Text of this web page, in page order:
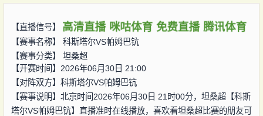
【直播信号】 高清直播 咪咕体育 免费直播 腾讯体育
【赛事名称】 科斯塔尔VS帕姆巴钪
【赛事分类】 坦桑超
【开赛时间】2026年06月30日 21:00
【对阵双方】 科斯塔尔VS帕姆巴钪
【赛事说明】北京时间2026年06月30日 21时00分，坦桑超【科斯
塔尔VS帕姆巴钪】直播准时在线播放，喜欢看坦桑超比赛的朋友可